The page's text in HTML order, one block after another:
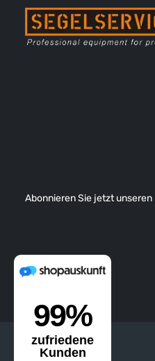
Abonnieren Sie jetzt